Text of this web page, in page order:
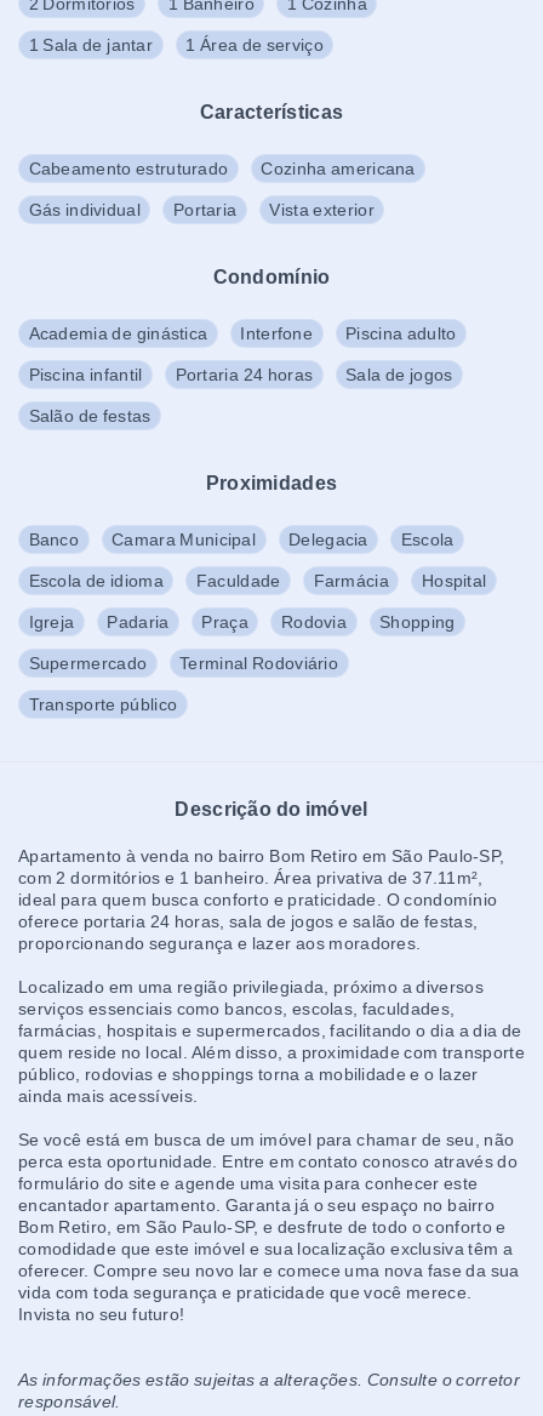
1 Sala de jantar 1 Área de serviço
Características
Cabeamento estruturado Cozinha americana
Gás individual Portaria Vista exterior
Condomínio
Academia de ginástica Interfone Piscina adulto
Piscina infantil Portaria 24 horas Sala de jogos
Salão de festas
Proximidades
Banco Camara Municipal Delegacia Escola
Escola de idioma Faculdade Farmácia Hospital
Igreja Padaria Praça Rodovia Shopping
Supermercado Terminal Rodoviário
Transporte público
Descrição do imóvel
Apartamento à venda no bairro Bom Retiro em São Paulo-SP,
com 2 dormitórios e 1 banheiro. Área privativa de 37.11m²,
ideal para quem busca conforto e praticidade. O condomínio
oferece portaria 24 horas, sala de jogos e salão de festas,
proporcionando segurança e lazer aos moradores.
Localizado em uma região privilegiada, próximo a diversos
serviços essenciais como bancos, escolas, faculdades,
farmácias, hospitais e supermercados, facilitando o dia a dia de
quem reside no local. Além disso, a proximidade com transporte
público, rodovias e shoppings torna a mobilidade e o lazer
ainda mais acessíveis.
Se você está em busca de um imóvel para chamar de seu, não
perca esta oportunidade. Entre em contato conosco através do
formulário do site e agende uma visita para conhecer este
encantador apartamento. Garanta já o seu espaço no bairro
Bom Retiro, em São Paulo-SP, e desfrute de todo o conforto e
comodidade que este imóvel e sua localização exclusiva têm a
oferecer. Compre seu novo lar e comece uma nova fase da sua
vida com toda segurança e praticidade que você merece.
Invista no seu futuro!
As informações estão sujeitas a alterações. Consulte o corretor
responsável.